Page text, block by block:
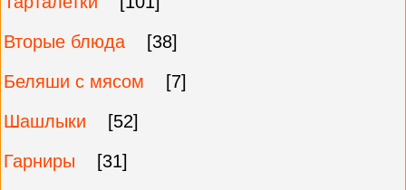
Вторые блюда
[38]
Беляши с мясом
[7]
Шашлыки
[52]
Гарниры
[31]